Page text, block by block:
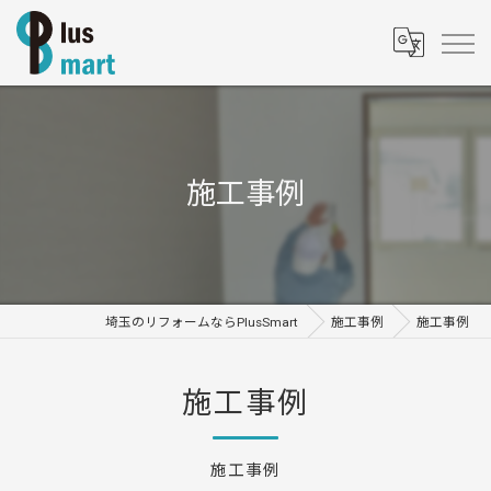
施工事例
埼玉のリフォームならPlusSmart 施工事例 施工事例
施工事例
施工事例